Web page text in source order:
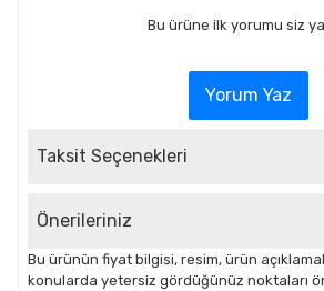
Bu ürüne ilk yorumu siz
Yorum Yaz
Taksit Seçenekleri
Önerileriniz
Bu ürünün fiyat bilgisi, resim, ürün
konularda yetersiz gördüğünüz noktaları